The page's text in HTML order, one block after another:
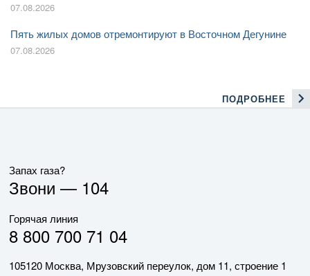
07.08.2026
Пять жилых домов отремонтируют в Восточном Дегунине
07.08.2026
ПОДРОБНЕЕ
Запах газа?
Звони — 104
Горячая линия
8 800 700 71 04
105120 Москва, Мрузовский переулок, дом 11, строение 1